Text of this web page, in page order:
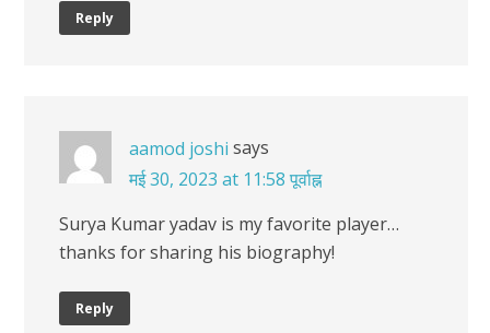
Reply
aamod joshi says
मई 30, 2023 at 11:58 पूर्वाह्न
Surya Kumar yadav is my favorite player…
thanks for sharing his biography!
Reply